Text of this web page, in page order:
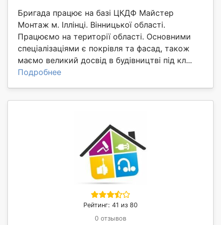
Бригада працює на базі ЦКДФ Майстер
Монтаж м. Іллінці. Вінницької області.
Працюємо на території області. Основними
спеціалізаціями є покрівля та фасад, також
маємо великий досвід в будівництві під кл...
Подробнее
Рейтинг: 41 из 80
0 отзывов